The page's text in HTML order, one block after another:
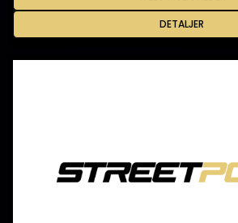
kr. 3.199,00
vare
flere
DETALJER